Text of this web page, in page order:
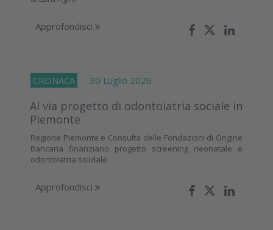
Approfondisci
CRONACA 30 Luglio 2026
Al via progetto di odontoiatria sociale in
Piemonte
Regione Piemonte e Consulta delle Fondazioni di Origine
Bancaria finanziano progetto screening neonatale e
odontoiatria solidale
Approfondisci